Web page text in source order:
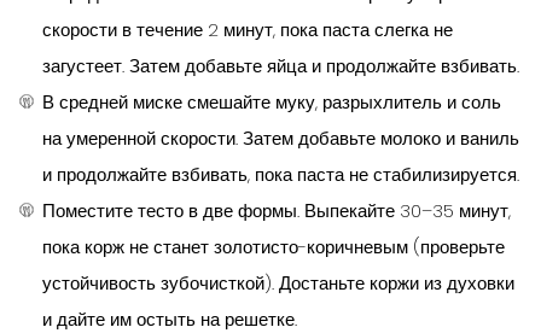
скорости в течение 2 минут, пока паста слегка не
загустеет. Затем добавьте яйца и продолжайте взбивать.
В средней миске смешайте муку, разрыхлитель и соль
на умеренной скорости. Затем добавьте молоко и ваниль
и продолжайте взбивать, пока паста не стабилизируется.
Поместите тесто в две формы. Выпекайте 30–35 минут,
пока корж не станет золотисто-коричневым (проверьте
устойчивость зубочисткой). Достаньте коржи из духовки
и дайте им остыть на решетке.